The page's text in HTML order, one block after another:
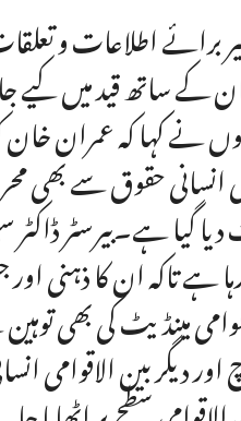
برائے اطلاعات و
کے ساتھ قید میں کیے
حقوق سے بھی
دیا گیا ہے۔بیرسٹر
ہے تاکہ ان کا ذہنی
مینڈیٹ کی بھی
دیگر بین الاقوامی